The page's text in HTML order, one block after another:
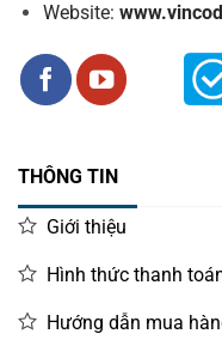
Website:
THÔNG TIN
Giới thiệu
Hình thức thanh
Hướng dẫn mua